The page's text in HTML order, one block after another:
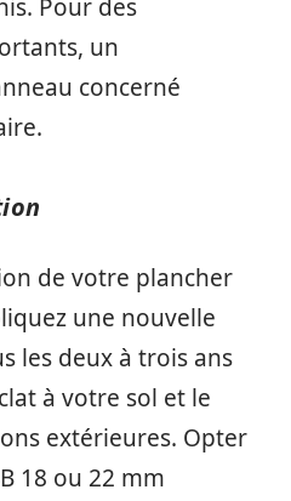
Pour des
un
concerné
de votre plancher
une nouvelle
les deux à trois ans
à votre sol et le
extérieures. Opter
18 ou 22 mm